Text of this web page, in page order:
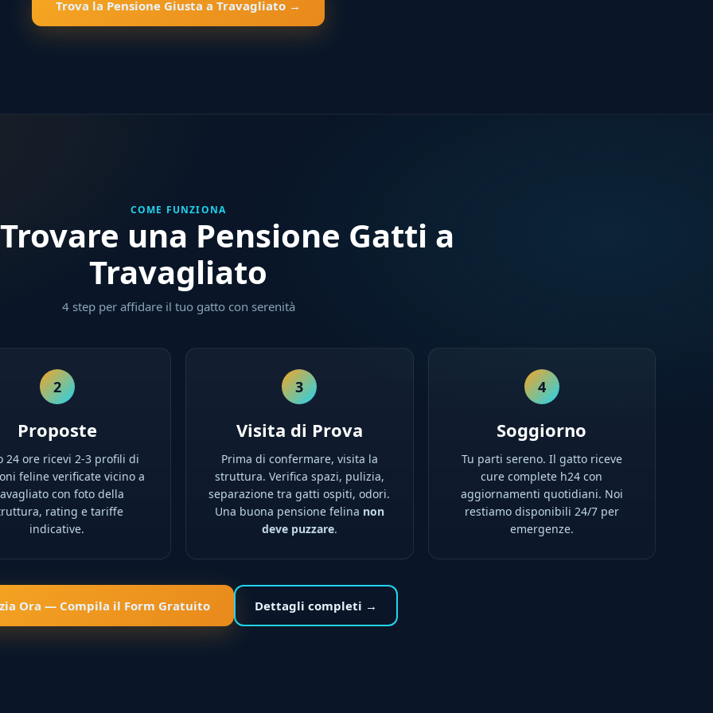
Trova la Pensione Giusta a Travagliato →
COME FUNZIONA
una Pensione Gatti a
Travagliato
4 step per affidare il tuo gatto con serenità
2
Proposte
24 ore ricevi 2-3 profili di
feline verificate vicino a
con foto della
rating e tariffe
indicative.
3
Visita di Prova
Prima di confermare, visita la
struttura. Verifica spazi, pulizia,
separazione tra gatti ospiti, odori.
Una buona pensione felina non
deve puzzare.
4
Soggiorno
Tu parti sereno. Il gatto riceve
cure complete h24 con
aggiornamenti quotidiani. Noi
restiamo disponibili 24/7 per
emergenze.
Ora — Compila il Form Gratuito Dettagli completi →